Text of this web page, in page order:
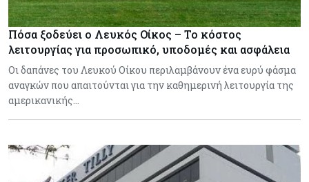
Πόσα ξοδεύει ο Λευκός Οίκος – Το κόστος
λειτουργίας για προσωπικό, υποδομές και ασφάλεια
Οι δαπάνες του Λευκού Οίκου περιλαμβάνουν ένα ευρύ φάσμα
αναγκών που απαιτούνται για την καθημερινή λειτουργία της
αμερικανικής…